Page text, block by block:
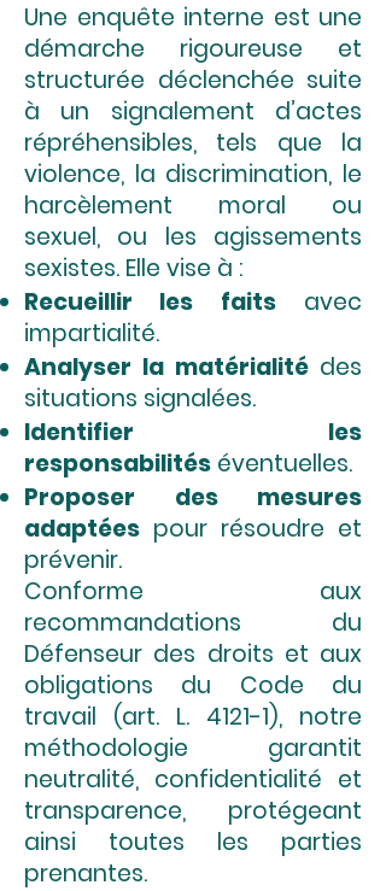
Une enquête interne est une
démarche rigoureuse et
structurée déclenchée suite
à un signalement d’actes
répréhensibles, tels que la
violence, la discrimination, le
harcèlement moral ou
sexuel, ou les agissements
sexistes. Elle vise à :
Recueillir les faitsavec
impartialité.
Analyser la matérialité des
situations signalées.
Identifier les
responsabilités éventuelles.
Proposer des mesures
adaptées pour résoudre et
prévenir.
Conforme aux
recommandations du
Défenseur des droits et aux
obligations du Code du
travail (art. L. 4121-1), notre
méthodologie garantit
neutralité, confidentialité et
transparence, protégeant
ainsi toutes les parties
prenantes.